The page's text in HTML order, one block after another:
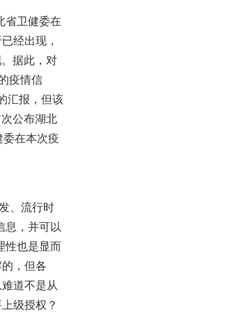
省卫健委在
经出现，
据此，对
疫情信
汇报，但该
公布湖北
在本次疫
、流行时
息，并可以
性也是显而
，但各
道不是从
级授权？